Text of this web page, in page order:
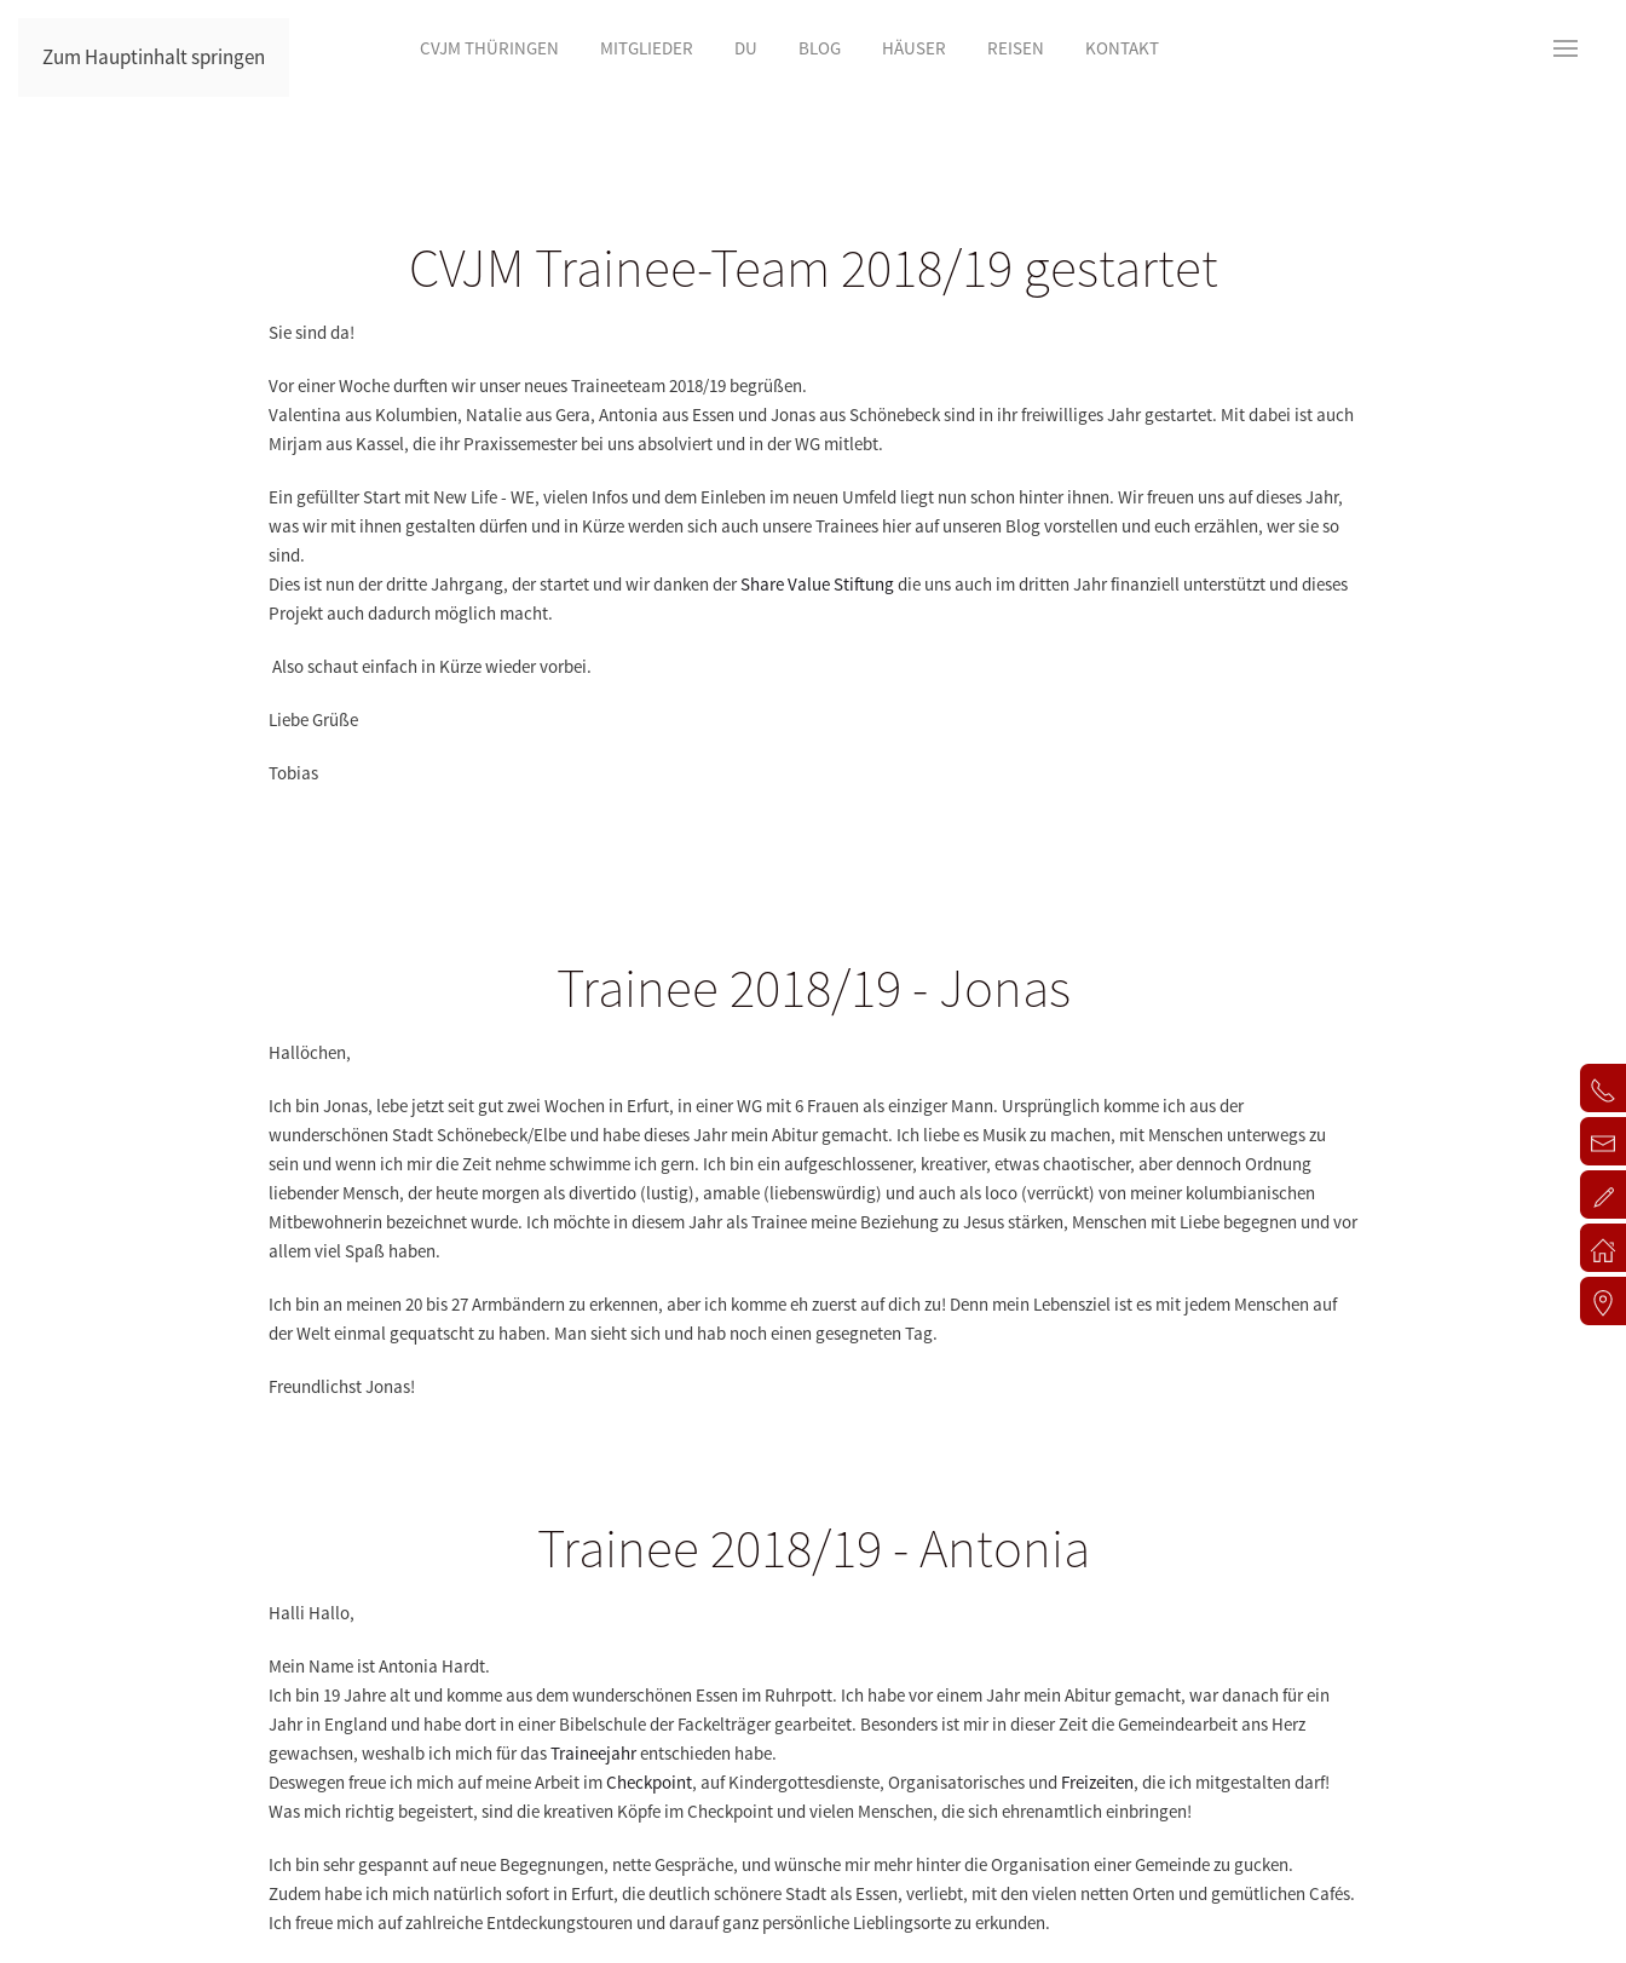
Zum Hauptinhalt springen CVJM THÜRINGEN MITGLIEDER DU BLOG HÄUSER REISEN KONTAKT
CVJM Trainee-Team 2018/19 gestartet
Sie sind da!
Vor einer Woche durften wir unser neues Traineeteam 2018/19 begrüßen.
Valentina aus Kolumbien, Natalie aus Gera, Antonia aus Essen und Jonas aus Schönebeck sind in ihr freiwilliges Jahr gestartet. Mit dabei ist auch
Mirjam aus Kassel, die ihr Praxissemester bei uns absolviert und in der WG mitlebt.
Ein gefüllter Start mit New Life - WE, vielen Infos und dem Einleben im neuen Umfeld liegt nun schon hinter ihnen. Wir freuen uns auf dieses Jahr,
was wir mit ihnen gestalten dürfen und in Kürze werden sich auch unsere Trainees hier auf unseren Blog vorstellen und euch erzählen, wer sie so
sind.
Dies ist nun der dritte Jahrgang, der startet und wir danken derShare Value Stiftungdie uns auch im dritten Jahr finanziell unterstützt und dieses
Projekt auch dadurch möglich macht.
Also schaut einfach in Kürze wieder vorbei.
Liebe Grüße
Tobias
Trainee 2018/19 - Jonas
Hallöchen,
Ich bin Jonas, lebe jetzt seit gut zwei Wochen in Erfurt, in einer WG mit 6 Frauen als einziger Mann. Ursprünglich komme ich aus der
wunderschönen Stadt Schönebeck/Elbe und habe dieses Jahr mein Abitur gemacht. Ich liebe es Musik zu machen, mit Menschen unterwegs zu
sein und wenn ich mir die Zeit nehme schwimme ich gern. Ich bin ein aufgeschlossener, kreativer, etwas chaotischer, aber dennoch Ordnung
liebender Mensch, der heute morgen alsdivertido (lustig), amable (liebenswürdig) und auch als loco (verrückt) von meiner kolumbianischen
Mitbewohnerin bezeichnet wurde. Ich möchte in diesem Jahr als Trainee meine Beziehung zu Jesus stärken, Menschen mit Liebe begegnen und vor
allem viel Spaß haben.
Ich bin an meinen 20 bis 27 Armbändern zu erkennen, aber ich komme eh zuerst auf dich zu! Denn mein Lebensziel ist es mit jedem Menschen auf
der Welt einmal gequatscht zu haben. Man sieht sich und hab noch einen gesegneten Tag.
Freundlichst Jonas!
Trainee 2018/19 - Antonia
Halli Hallo,
Mein Name ist Antonia Hardt.
Ich bin 19 Jahre alt und komme aus demwunderschönen Essen im Ruhrpott. Ich habe vor einem Jahr mein Abitur gemacht, war danach für ein
Jahr in England und habe dort in einer Bibelschule der Fackelträger gearbeitet. Besonders ist mir in dieserZeit die Gemeindearbeit ans Herz
gewachsen, weshalb ich mich für dasTraineejahrentschieden habe.
Deswegen freue ich mich auf meine Arbeit imCheckpoint, auf Kindergottesdienste, Organisatorisches und Freizeiten, die ich mitgestalten darf!
Was mich richtig begeistert, sind die kreativen Köpfe im Checkpoint und vielen Menschen, die sich ehrenamtlich einbringen!
Ich bin sehr gespannt auf neue Begegnungen, nette Gespräche, und wünsche mir mehr hinter die Organisation einer Gemeinde zu gucken.
Zudem habe ich mich natürlich sofort in Erfurt, die deutlich schönere Stadt als Essen, verliebt, mit den vielen netten Orten und gemütlichen Cafés.
Ich freue mich auf zahlreiche Entdeckungstouren und darauf ganz persönliche Lieblingsorte zu erkunden.